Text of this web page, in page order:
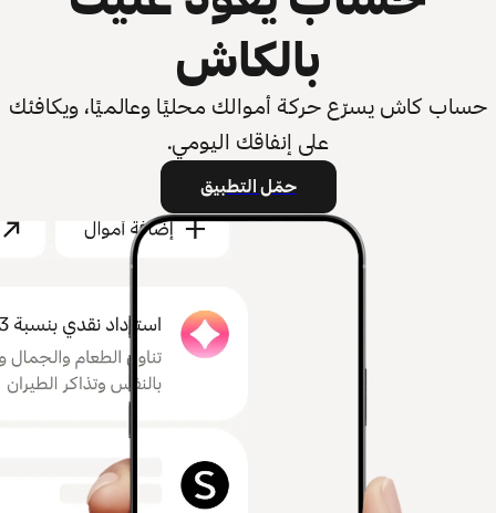
بالكاش
حساب كاش يسرّع حركة أموالك محليًا وعالميًا، ويكافئك
على إنفاقك اليومي.
حمّل التطبيق